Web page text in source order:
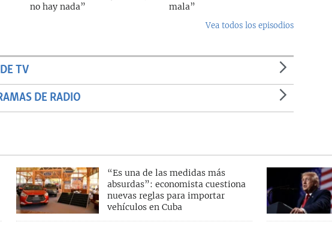
no hay nada”
mala”
Vea todos los episodios
TV
DE RADIO
“Es una de las medidas más
absurdas”: economista cuestiona
nuevas reglas para importar
vehículos en Cuba